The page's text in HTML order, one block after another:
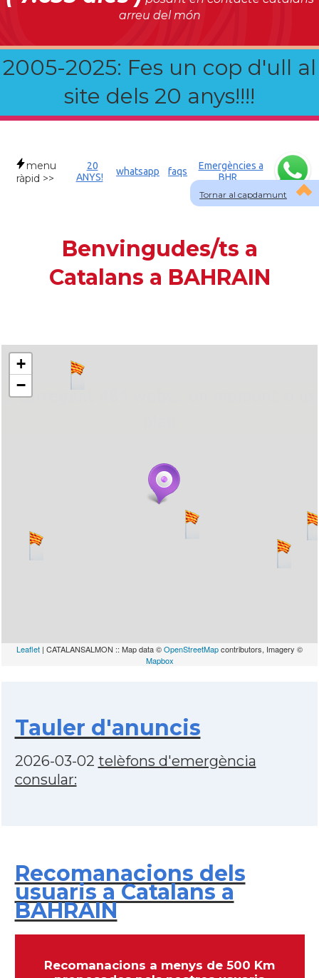
arreu del món
2005-2025: Fes un cop d'ull al
site dels 20 anys!!!!
Tornar al capdamunt
menu
ràpid >>
20
ANYS!
whatsapp faqs
Emergències a
BHR
Benvingudes/ts a
Catalans a BAHRAIN
... carregant 484 webs... un moment si us
+
−
Leaflet | CATALANSALMON :: Map data ©OpenStreetMapcontributors, Imagery ©
Mapbox
Tauler d'anuncis
2026-03-02 telèfons d'emergència
consular:
Recomanacions dels
usuaris a Catalans a
BAHRAIN
Recomanacions a menys de 500 Km